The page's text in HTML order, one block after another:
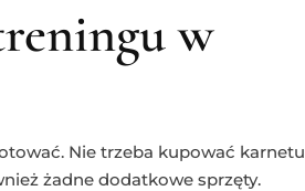
w
Nie trzeba kupować karnetu
żadne dodatkowe sprzęty.